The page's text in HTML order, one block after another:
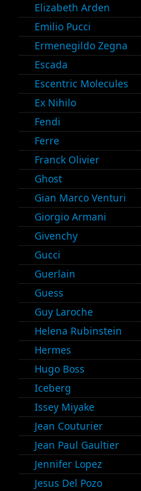
Elizabeth Arden
Emilio Pucci
Ermenegildo Zegna
Escada
Escentric Molecules
Ex Nihilo
Fendi
Ferre
Franck Olivier
Ghost
Gian Marco Venturi
Giorgio Armani
Givenchy
Gucci
Guerlain
Guess
Guy Laroche
Helena Rubinstein
Hermes
Hugo Boss
Iceberg
Issey Miyake
Jean Couturier
Jean Paul Gaultier
Jennifer Lopez
Jesus Del Pozo